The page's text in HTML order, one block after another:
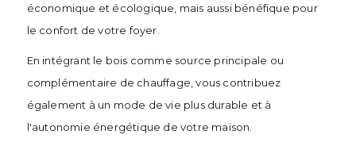
économique et écologique, mais aussi bénéfique pour
le confort de votre foyer.
En intégrant le bois comme source principale ou
complémentaire de chauffage, vous contribuez
également à un mode de vie plus durable et à
l'autonomie énergétique de votre maison.